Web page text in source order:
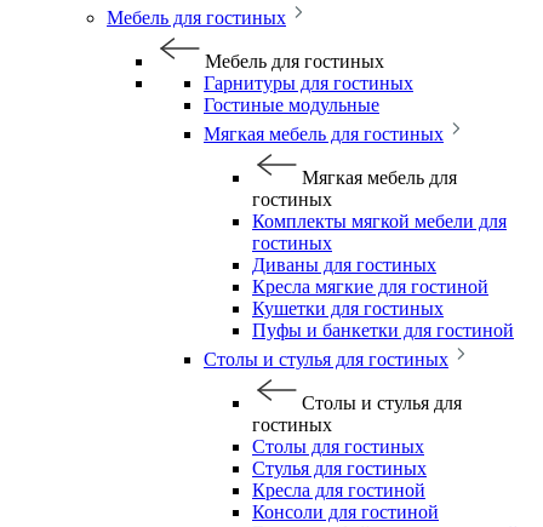
Мебель для гостиных
Мебель для гостиных
Гарнитуры для гостиных
Гостиные модульные
Мягкая мебель для гостиных
Мягкая мебель для
гостиных
Комплекты мягкой мебели для
гостиных
Диваны для гостиных
Кресла мягкие для гостиной
Кушетки для гостиных
Пуфы и банкетки для гостиной
Столы и стулья для гостиных
Столы и стулья для
гостиных
Столы для гостиных
Стулья для гостиных
Кресла для гостиной
Консоли для гостиной